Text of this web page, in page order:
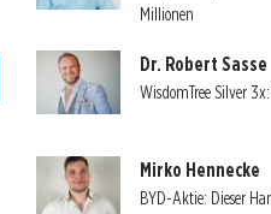
Millionen
Dr. Robert Sasse
WisdomTree Silver
Mirko Hennecke
BYD-Aktie: Dieser